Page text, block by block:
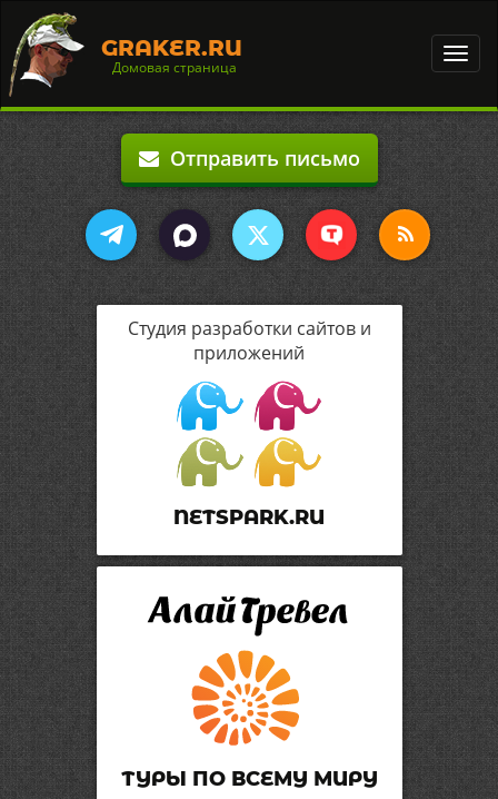
GRAKER.RU
Домовая страница
Отправить письмо
Студия разработки сайтов и
приложений
NETSPARK.RU
ТУРЫ ПО ВСЕМУ МИРУ